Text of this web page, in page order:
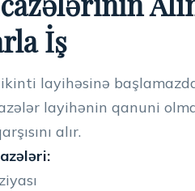
İş
layihəsinə
layihənin qanuni
alır.